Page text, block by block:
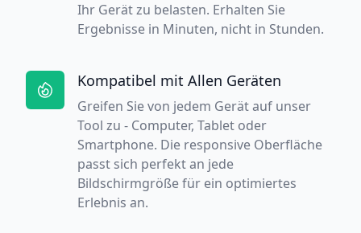
Ihr Gerät zu belasten. Erhalten Sie
Ergebnisse in Minuten, nicht in Stunden.
Kompatibel mit Allen Geräten
Greifen Sie von jedem Gerät auf unser
Tool zu - Computer, Tablet oder
Smartphone. Die responsive Oberfläche
passt sich perfekt an jede
Bildschirmgröße für ein optimiertes
Erlebnis an.